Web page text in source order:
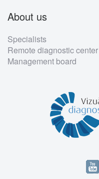
About us
Specialists
Remote diagnostic center
Management board